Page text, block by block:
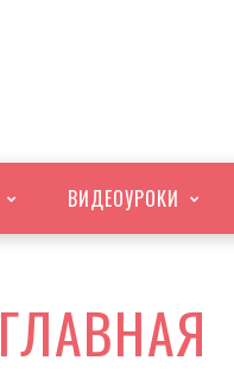
ВИДЕОУРОКИ
ГЛАВНАЯ